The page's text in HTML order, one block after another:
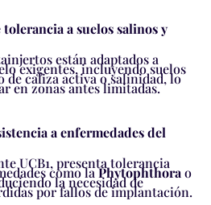
a suelos salinos y
están adaptados a
exigentes, incluyendo suelos
de caliza activa o salinidad, lo
en zonas antes limitadas.
a enfermedades del
UCB1, presenta tolerancia
como laPhytophthorao
la necesidad de
por fallos de implantación.